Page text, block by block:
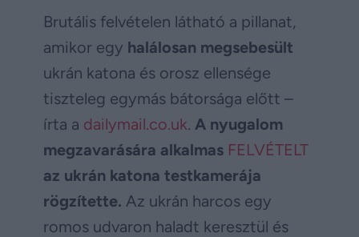
Brutális felvételen látható a pillanat,
amikor egy halálosan megsebesült
ukrán katona és orosz ellensége
tiszteleg egymás bátorsága előtt –
írta a dailymail.co.uk. A nyugalom
megzavarására alkalmas FELVÉTELT
az ukrán katona testkamerája
rögzítette. Az ukrán harcos egy
romos udvaron haladt keresztül és